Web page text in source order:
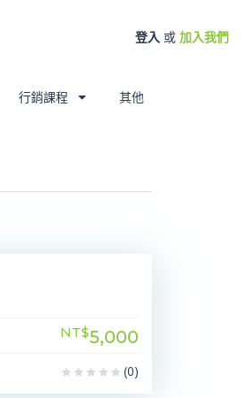
登入 或 加入我們
行銷課程 其他
NT$5,000
(0)